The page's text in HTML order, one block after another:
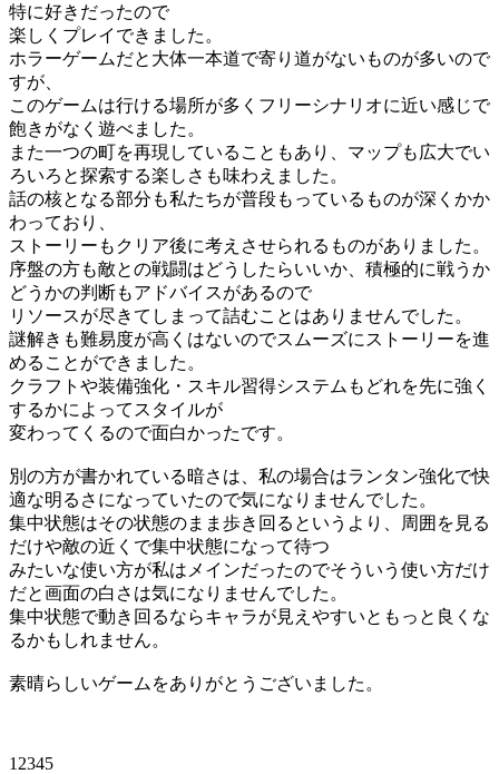
特に好きだったので
楽しくプレイできました。
ホラーゲームだと大体一本道で寄り道がないものが多いので
すが、
このゲームは行ける場所が多くフリーシナリオに近い感じで
飽きがなく遊べました。
また一つの町を再現していることもあり、マップも広大でい
ろいろと探索する楽しさも味わえました。
話の核となる部分も私たちが普段もっているものが深くかか
わっており、
ストーリーもクリア後に考えさせられるものがありました。
序盤の方も敵との戦闘はどうしたらいいか、積極的に戦うか
どうかの判断もアドバイスがあるので
リソースが尽きてしまって詰むことはありませんでした。
謎解きも難易度が高くはないのでスムーズにストーリーを進
めることができました。
クラフトや装備強化・スキル習得システムもどれを先に強く
するかによってスタイルが
変わってくるので面白かったです。
別の方が書かれている暗さは、私の場合はランタン強化で快
適な明るさになっていたので気になりませんでした。
集中状態はその状態のまま歩き回るというより、周囲を見る
だけや敵の近くで集中状態になって待つ
みたいな使い方が私はメインだったのでそういう使い方だけ
だと画面の白さは気になりませんでした。
集中状態で動き回るならキャラが見えやすいともっと良くな
るかもしれません。
素晴らしいゲームをありがとうございました。
12345